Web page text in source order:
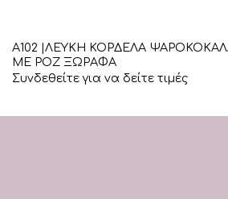
Α102 |ΛΕΥΚΗ ΚΟΡΔΕΛΑ
ΜΕ ΡΟΖ ΞΩΡΑΦΑ
Συνδεθείτε για να δείτε τιμές